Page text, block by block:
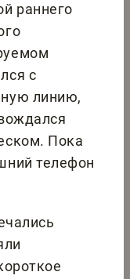
раннего
с
линию,
Пока
телефон